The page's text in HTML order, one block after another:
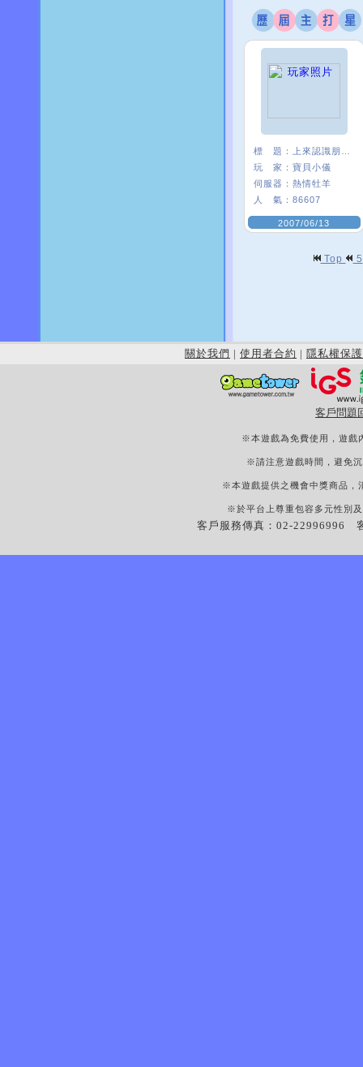
標 題：
玩 家： 寶貝小儀
伺服器： 熱情牡羊
人 氣： 86607
2007/06/13
Top 5
關於我們 | 使用者合約 | 隱私權保護
客戶問題
※本遊戲為免費使用，遊戲
※請注意遊戲時間，避免
※本遊戲提供之機會中獎商品，
※於平台上尊重包容多元性別
客戶服務傳真：02-22996996